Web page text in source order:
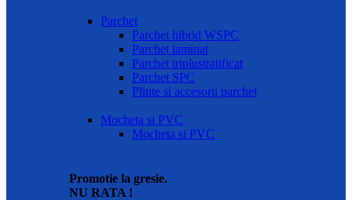
Parchet
Parchet hibrid WSPC
Parchet laminat
Parchet triplustratificat
Parchet SPC
Plinte si accesorii parchet
Mocheta si PVC
Mocheta si PVC
Promotie la gresie.
NU RATA !